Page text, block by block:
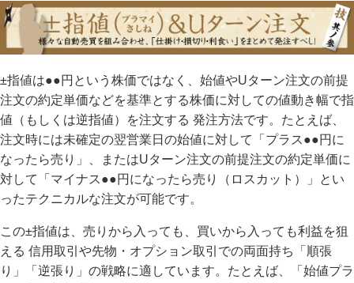
±指値は●●円という株価ではなく、始値やUターン注文の前提
注文の約定単価などを基準とする株価に対しての値動き幅で指
値（もしくは逆指値）を注文する 発注方法です。たとえば、
注文時には未確定の翌営業日の始値に対して「プラス●●円に
なったら売り」、またはUターン注文の前提注文の約定単価に
対して「マイナス●●円になったら売り（ロスカット）」とい
ったテクニカルな注文が可能です。
この±指値は、売りから入っても、買いから入っても利益を狙
える 信用取引や先物・オプション取引での両面持ち「順張
り」「逆張り」の戦略に適しています。たとえば、「始値プラ